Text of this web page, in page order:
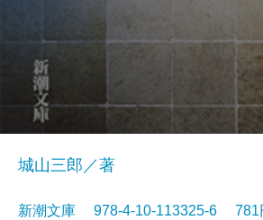
城山三郎／著
新潮文庫 978-4-10-113325-6